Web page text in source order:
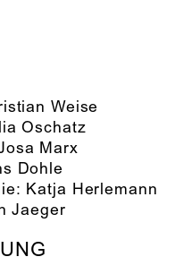
Weise
Oschatz
Marx
Dohle
Katja Herlemann
Jaeger